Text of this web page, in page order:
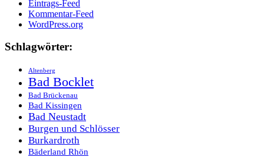
Eintrags-Feed
Kommentar-Feed
WordPress.org
Schlagwörter:
Altenberg
Bad Bocklet
Bad Brückenau
Bad Kissingen
Bad Neustadt
Burgen und Schlösser
Burkardroth
Bäderland Rhön